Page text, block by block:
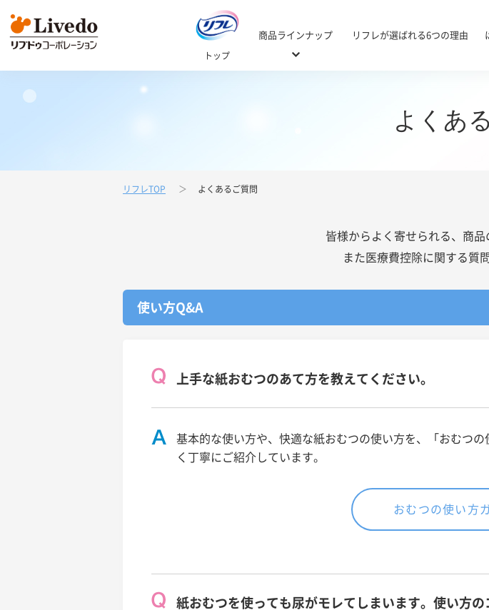
トップ
商品ラインナップ リフレが選ばれる6つの理由
よくあ
リフレTOP よくあるご質問
皆様からよく寄せられる、商品
また医療費控除に関する質
使い方Q&A
上手な紙おむつのあて方を教えてください。
基本的な使い方や、快適な紙おむつの使い方を、「おむつ
く丁寧にご紹介しています。
おむつの使い方
紙おむつを使っても尿がモレてしまいます。使い方の